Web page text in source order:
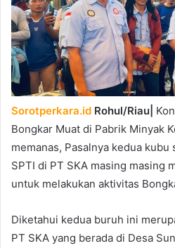
Sorotperkara.id Rohul/Riau|
Bongkar Muat di Pabrik Minyak
memanas, Pasalnya kedua
SPTI di PT SKA masing masing
untuk melakukan aktivitas
Diketahui kedua buruh ini
PT SKA yang berada di Desa